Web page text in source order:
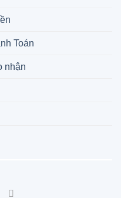
Toán
nhận